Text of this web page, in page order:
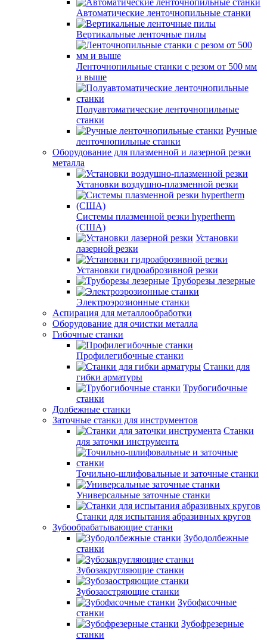
Автоматические ленточнопильные станки
Вертикальные ленточные пилы
Ленточнопильные станки с резом от 500 мм
и выше
Полуавтоматические ленточнопильные
станки
Ручные
ленточнопильные станки
Оборудование для плазменной и лазерной резки
металла
Установки воздушно-плазменной резки
Системы плазменной резки hypertherm
(США)
Установки
лазерной резки
Установки гидроаброзивной резки
Труборезы лезерные
Электроэрозионные станки
Аспирация для металлообработки
Оборудование для очистки металла
Гибочные станки
Профилегибочные станки
Станки для
гибки арматуры
Трубогибочные
станки
Долбежные станки
Заточные станки для инструментов
Станки
для заточки инструмента
Точильно-шлифовальные и заточные станки
Универсальные заточные станки
Станки для испытания абразивных кругов
Зубообрабатывающие станки
Зубодолбежные
станки
Зубозакругляющие станки
Зубозаостряющие станки
Зубофасочные
станки
Зубофрезерные
станки